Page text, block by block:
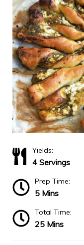
Yields:
4 Servings
Prep Time:
5 Mins
Total Time:
25 Mins